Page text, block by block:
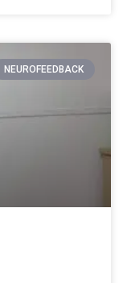
NEUROFEEDBACK